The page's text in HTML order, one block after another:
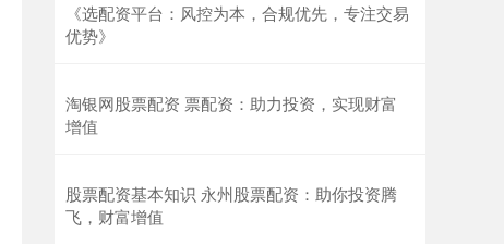
《选配资平台：风控为本，合规优先，专注交易
优势》
淘银网股票配资 票配资：助力投资，实现财富
增值
股票配资基本知识 永州股票配资：助你投资腾
飞，财富增值